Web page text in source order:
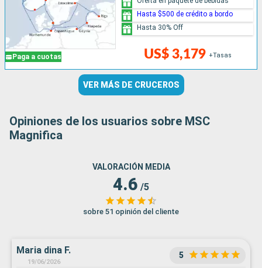
Paga a cuotas US$ 3,179 +Tasas
Hasta $500 de crédito a bordo
Hasta 30% Off
VER MÁS DE CRUCEROS
Opiniones de los usuarios sobre MSC
Magnifica
VALORACIÓN MEDIA
4.6 /5
sobre 51 opinión del cliente
Maria dina F.
19/06/2026
5